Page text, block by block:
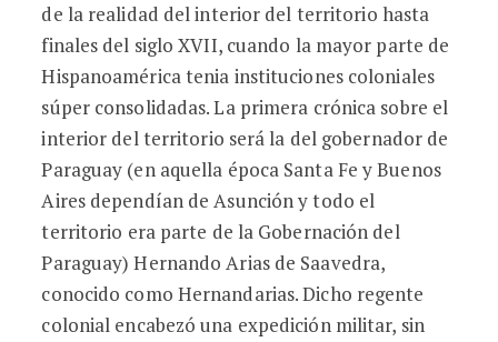
de la realidad del interior del territorio hasta
finales del siglo XVII, cuando la mayor parte de
Hispanoamérica tenia instituciones coloniales
súper consolidadas. La primera crónica sobre el
interior del territorio será la del gobernador de
Paraguay (en aquella época Santa Fe y Buenos
Aires dependían de Asunción y todo el
territorio era parte de la Gobernación del
Paraguay) Hernando Arias de Saavedra,
conocido como Hernandarias. Dicho regente
colonial encabezó una expedición militar, sin